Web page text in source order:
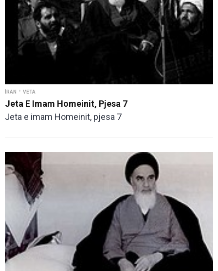
İRAN • VETA
Jeta E Imam Homeinit, Pjesa 7
Jeta e imam Homeinit, pjesa 7